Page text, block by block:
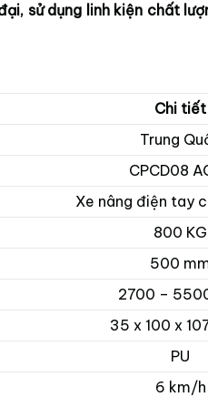
sử dụng linh kiện chất
Chi tiết
Trung
CPCD08
Xe nâng điện tay
800 KG
500
2700 –
35 x 100 x
PU
6 km/h